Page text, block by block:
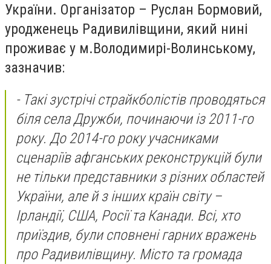
України. Організатор – Руслан Бормовий,
уродженець Радивилівщини, який нині
проживає у м.Володимирі-Волинському,
зазначив:
- Такі зустрічі страйкболістів проводяться
біля села Дружби, починаючи із 2011-го
року. До 2014-го року учасниками
сценаріїв афганських реконструкцій були
не тільки представники з різних областей
України, але й з інших країн світу –
Ірландії, США, Росії та Канади. Всі, хто
приїздив, були сповнені гарних вражень
про Радивилівщину. Місто та громада